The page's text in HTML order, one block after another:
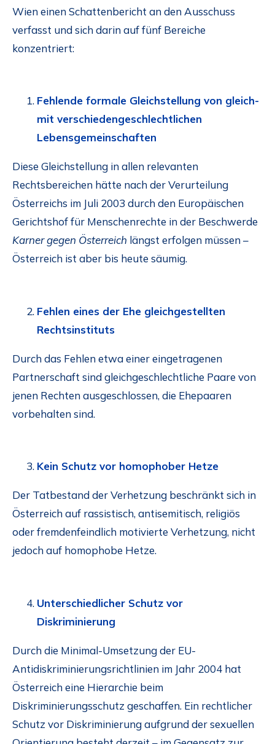
Wien einen Schattenbericht an den Ausschuss
verfasst und sich darin auf fünf Bereiche
konzentriert:
Fehlende formale Gleichstellung von gleich-
mit verschiedengeschlechtlichen
Lebensgemeinschaften
Diese Gleichstellung in allen relevanten
Rechtsbereichen hätte nach der Verurteilung
Österreichs im Juli 2003 durch den Europäischen
Gerichtshof für Menschenrechte in der Beschwerde
Karner gegen Österreich längst erfolgen müssen –
Österreich ist aber bis heute säumig.
Fehlen eines der Ehe gleichgestellten
Rechtsinstituts
Durch das Fehlen etwa einer eingetragenen
Partnerschaft sind gleichgeschlechtliche Paare von
jenen Rechten ausgeschlossen, die Ehepaaren
vorbehalten sind.
Kein Schutz vor homophober Hetze
Der Tatbestand der Verhetzung beschränkt sich in
Österreich auf rassistisch, antisemitisch, religiös
oder fremdenfeindlich motivierte Verhetzung, nicht
jedoch auf homophobe Hetze.
Unterschiedlicher Schutz vor
Diskriminierung
Durch die Minimal-Umsetzung der EU-
Antidiskriminierungsrichtlinien im Jahr 2004 hat
Österreich eine Hierarchie beim
Diskriminierungsschutz geschaffen. Ein rechtlicher
Schutz vor Diskriminierung aufgrund der sexuellen